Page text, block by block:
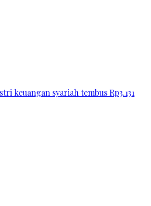
keuangan syariah tembus Rp3.131